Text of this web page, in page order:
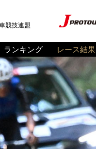
競技連盟
ランキング レース結果